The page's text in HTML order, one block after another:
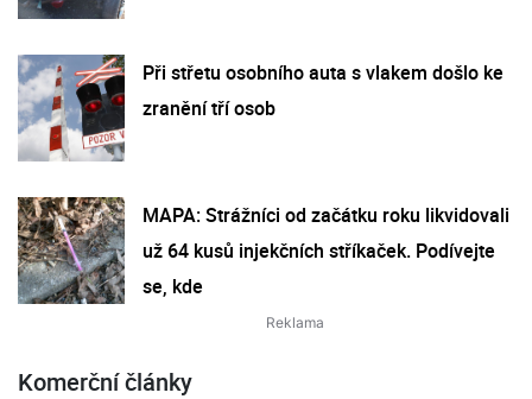
Při střetu osobního auta s vlakem došlo ke
zranění tří osob
MAPA: Strážníci od začátku roku likvidovali
už 64 kusů injekčních stříkaček. Podívejte
se, kde
Komerční články